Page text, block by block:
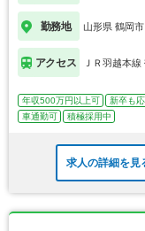
勤務地 山形県 鶴岡市
アクセス ＪＲ羽越本線
年収500万円以上可 新卒も
車通勤可
積極採用中
求人の詳細を見